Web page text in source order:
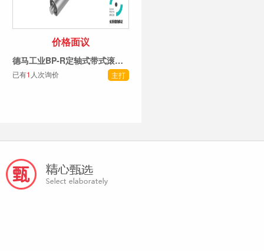
价格面议
德马工业BP-R定轴式带式滚筒系列
已有1 人次询价 主打